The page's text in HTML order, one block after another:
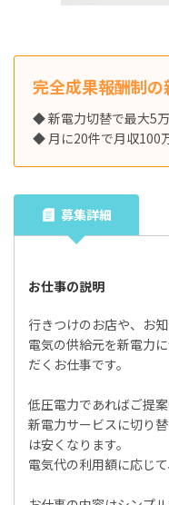
完全成果報酬制の
◆ 新電力切替で最大5
◆ 月に20件で月収100
募集詳細
お仕事の説明
行きつけのお店や、お
電気の供給元を新電力
だくお仕事です。
低圧電力であればご提案
新電力サービスに切り
は安くなります。
電気代の利用額に応じ